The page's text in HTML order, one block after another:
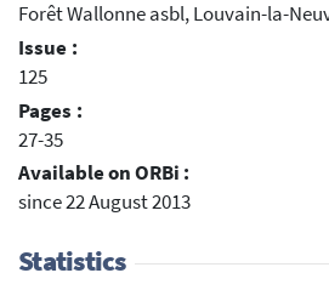
Forêt Wallonne asbl, Louvain-la-
Issue :
125
Pages :
27-35
Available on ORBi :
since 22 August 2013
Statistics